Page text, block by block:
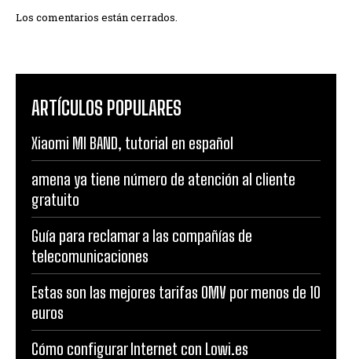
Los comentarios están cerrados.
ARTÍCULOS POPULARES
Xiaomi MI BAND, tutorial en español
amena ya tiene número de atención al cliente
gratuito
Guía para reclamar a las compañías de
telecomunicaciones
Estas son las mejores tarifas OMV por menos de 10
euros
Cómo configurar Internet con Lowi.es